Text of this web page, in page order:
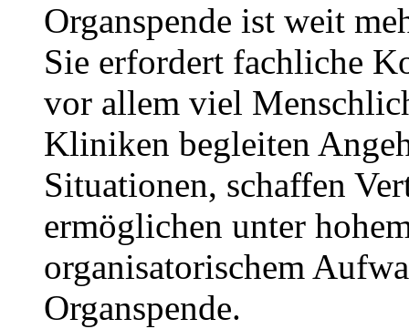
Organspende ist weit
Sie erfordert fachliche
vor allem viel
Kliniken begleiten
Situationen, schaffen
ermöglichen unter
organisatorischem
Organspende.